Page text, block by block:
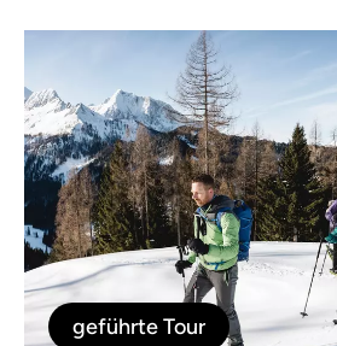
geführte Tour